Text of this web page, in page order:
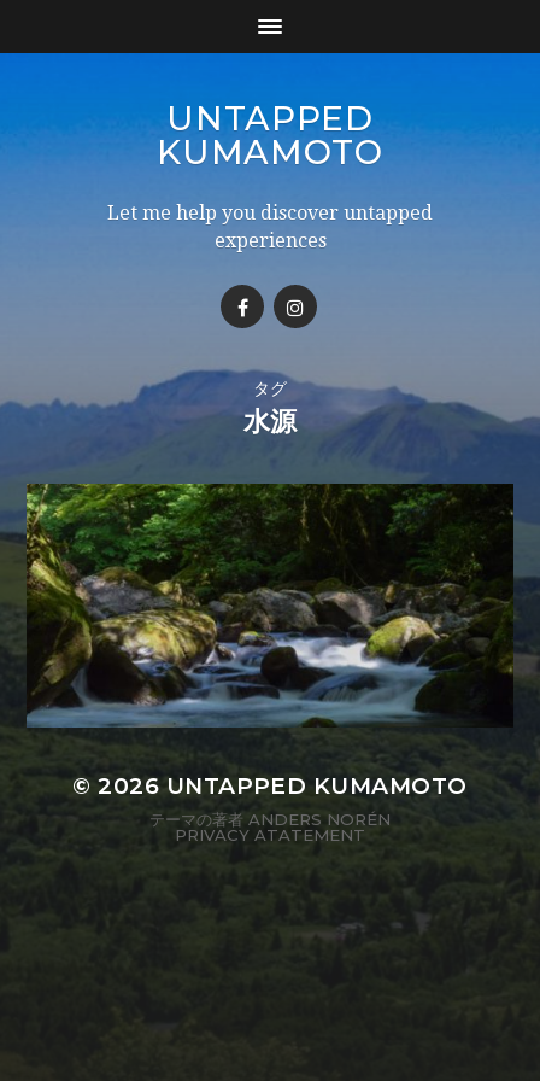
UNTAPPED
KUMAMOTO
Let me help you discover untapped
experiences
タグ
水源
© 2026 UNTAPPED KUMAMOTO
テーマの著者 ANDERS NORÉN
PRIVACY ATATEMENT